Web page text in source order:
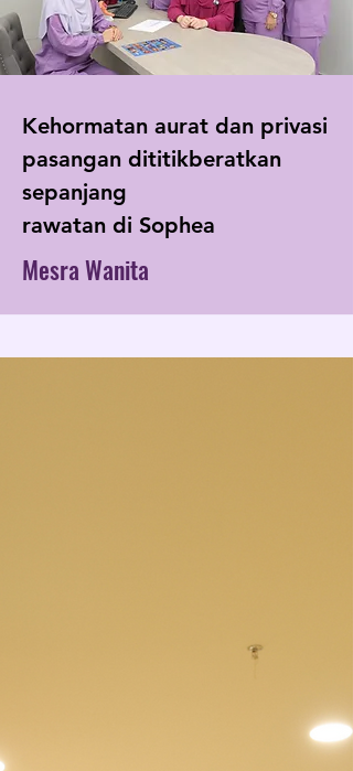
Kehormatan aurat dan privasi
pasangan dititikberatkan
sepanjang
rawatan di Sophea
Mesra Wanita